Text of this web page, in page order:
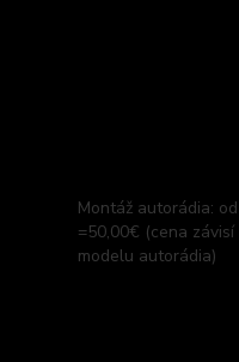
Montáž autorádia: od
=50,00€ (cena závisí
modelu autorádia)